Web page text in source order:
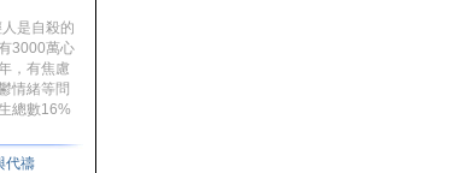
是自殺的
3000萬心
，有焦慮
情緒等問
總數16%
代禱